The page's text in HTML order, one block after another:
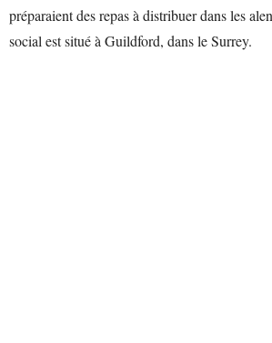
préparaient des repas à distribuer dans les
social est situé à Guildford, dans le Surrey.